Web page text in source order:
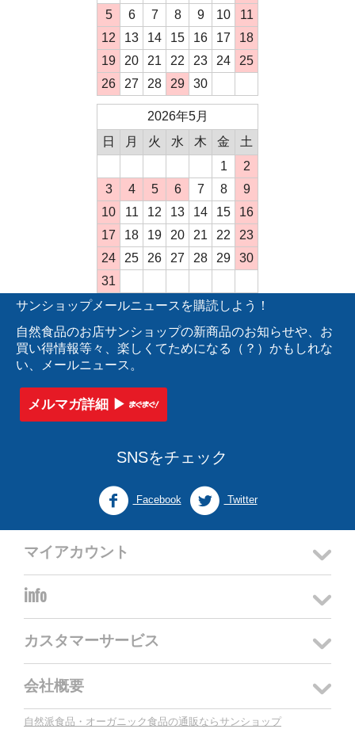
5
6 7 8 9 10
11
12
13 14 15 16 17
18
19
20 21 22 23 24
25
26
27 28 29 30
2026年5月
日
月 火 水 木 金
土
1
2
3
4 5 6 7 8
9
10
11 12 13 14 15
16
17
18 19 20 21 22
23
24
25 26 27 28 29
30
31
サンショップメールニュースを購読しよう！
自然食品のお店サンショップの新商品のお知らせや、お
買い得情報等々、楽しくてためになる（？）かもしれな
い、メールニュース。
メルマガ詳細 ▶︎
SNSをチェック
Facebook Twitter
マイアカウント
info
カスタマーサービス
会社概要
自然派食品・オーガニック食品の通販ならサンショップ